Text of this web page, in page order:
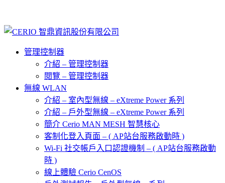
管理控制器
介紹 – 管理控制器
閱覽 – 管理控制器
無線 WLAN
介紹 – 室內型無線 – eXtreme Power 系列
介紹 – 戶外型無線 – eXtreme Power 系列
簡介 Cerio MAN MESH 智慧核心
客制化登入頁面 – ( AP站台服務啟動時 )
Wi-Fi 社交帳戶入口認證機制 – ( AP站台服務啟動
時 )
線上體驗 Cerio CenOS